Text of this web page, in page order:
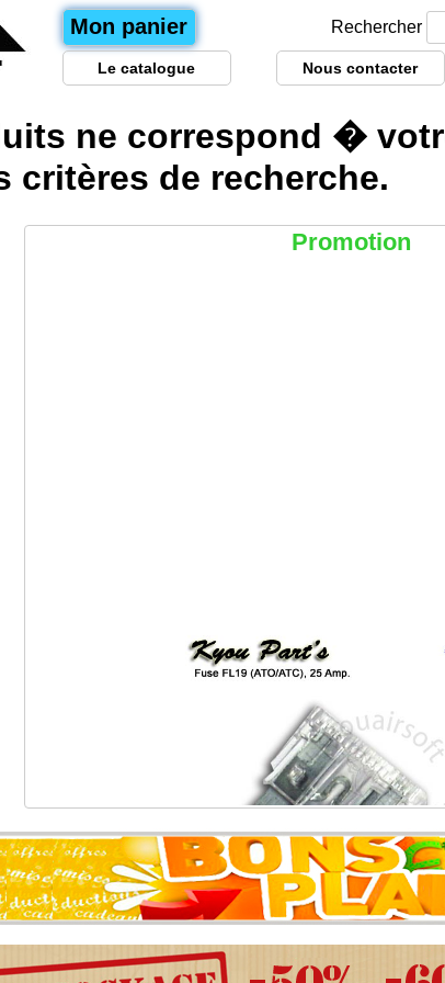
Mon panier Rechercher
Le catalogue Nous contacter
ne correspond �
critères de recherche.
Promotion
Kyou - Fuse FL19 (ATO/ATC) 25 Amp - Fusible FL19
0.04 �